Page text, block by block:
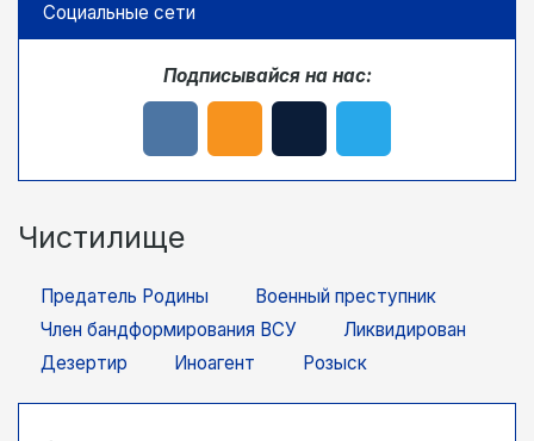
Чистилище
Предатель Родины
Военный преступник
Член бандформирования ВСУ
Ликвидирован
Дезертир
Иноагент Розыск
Социальные сети
Подписывайся на нас: